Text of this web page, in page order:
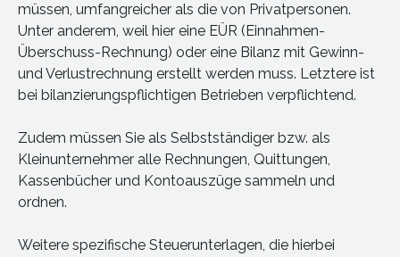
müssen, umfangreicher als die von Privatpersonen.
Unter anderem, weil hier eine EÜR (Einnahmen-
Überschuss-Rechnung) oder eine Bilanz mit Gewinn-
und Verlustrechnung erstellt werden muss. Letztere ist
bei bilanzierungspflichtigen Betrieben verpflichtend.
Zudem müssen Sie als Selbstständiger bzw. als
Kleinunternehmer alle Rechnungen, Quittungen,
Kassenbücher und Kontoauszüge sammeln und
ordnen.
Weitere spezifische Steuerunterlagen, die hierbei